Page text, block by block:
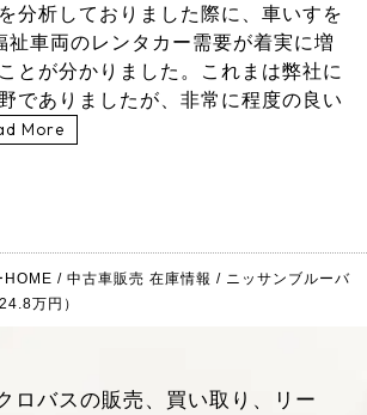
分析しておりました際に、車いすを
祉車両のレンタカー需要が着実に増
とが分かりました。これまは弊社に
でありましたが、非常に程度の良い
More
HOME / 中古車販売 在庫情報 / ニッサンブルーバ
万円）
ロバスの販売、買い取り、リー